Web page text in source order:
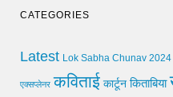
CATEGORIES
Latest Lok Sabha Chunav 2024
एक्सप्लेनर कविताई कार्टून किताबिया